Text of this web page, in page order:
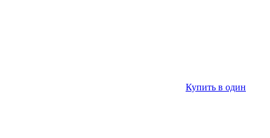
Купить в один